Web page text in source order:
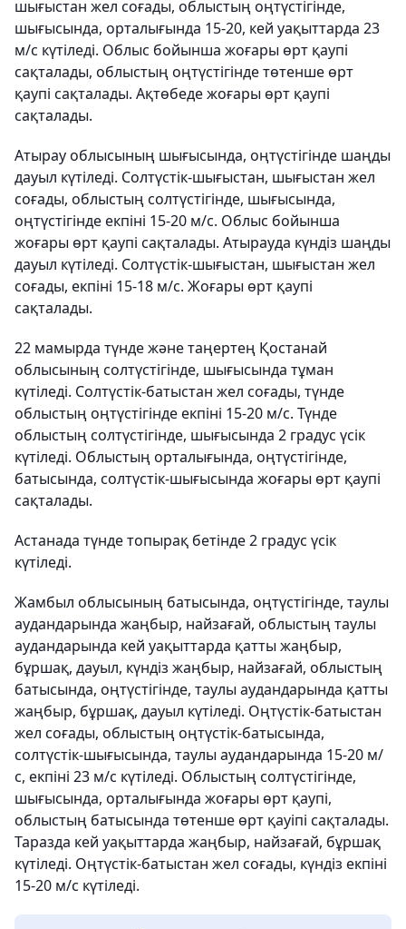
шығыстан жел соғады, облыстың оңтүстігінде,
шығысында, орталығында 15-20, кей уақыттарда 23
м/с күтіледі. Облыс бойынша жоғары өрт қаупі
сақталады, облыстың оңтүстігінде төтенше өрт
қаупі сақталады. Ақтөбеде жоғары өрт қаупі
сақталады.
Атырау облысының шығысында, оңтүстігінде шаңды
дауыл күтіледі. Солтүстік-шығыстан, шығыстан жел
соғады, облыстың солтүстігінде, шығысында,
оңтүстігінде екпіні 15-20 м/с. Облыс бойынша
жоғары өрт қаупі сақталады. Атырауда күндіз шаңды
дауыл күтіледі. Солтүстік-шығыстан, шығыстан жел
соғады, екпіні 15-18 м/с. Жоғары өрт қаупі
сақталады.
22 мамырда түнде және таңертең Қостанай
облысының солтүстігінде, шығысында тұман
күтіледі. Солтүстік-батыстан жел соғады, түнде
облыстың оңтүстігінде екпіні 15-20 м/с. Түнде
облыстың солтүстігінде, шығысында 2 градус үсік
күтіледі. Облыстың орталығында, оңтүстігінде,
батысында, солтүстік-шығысында жоғары өрт қаупі
сақталады.
Астанада түнде топырақ бетінде 2 градус үсік
күтіледі.
Жамбыл облысының батысында, оңтүстігінде, таулы
аудандарында жаңбыр, найзағай, облыстың таулы
аудандарында кей уақыттарда қатты жаңбыр,
бұршақ, дауыл, күндіз жаңбыр, найзағай, облыстың
батысында, оңтүстігінде, таулы аудандарында қатты
жаңбыр, бұршақ, дауыл күтіледі. Оңтүстік-батыстан
жел соғады, облыстың оңтүстік-батысында,
солтүстік-шығысында, таулы аудандарында 15-20 м/
с, екпіні 23 м/с күтіледі. Облыстың солтүстігінде,
шығысында, орталығында жоғары өрт қаупі,
облыстың батысында төтенше өрт қауіпі сақталады.
Таразда кей уақыттарда жаңбыр, найзағай, бұршақ
күтіледі. Оңтүстік-батыстан жел соғады, күндіз екпіні
15-20 м/с күтіледі.